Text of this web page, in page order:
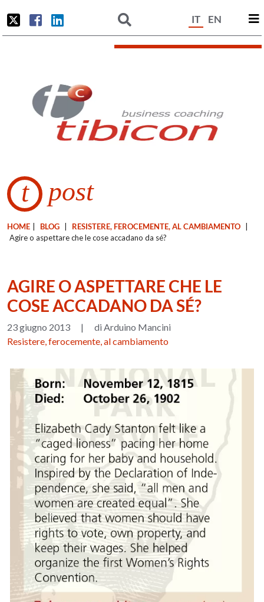
IT EN
t post
HOME BLOG RESISTERE, FEROCEMENTE, AL CAMBIAMENTO
Agire o aspettare che le cose accadano da sé?
AGIRE O ASPETTARE CHE LE
COSE ACCADANO DA SÉ?
23 giugno 2013 |
di Arduino Mancini
Resistere, ferocemente, al cambiamento